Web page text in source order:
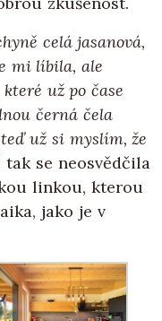
celá jasanová,
mi líbila, ale
už po čase
černá čela
už si myslím, že
tak se neosvědčila
linkou, kterou
jako je v